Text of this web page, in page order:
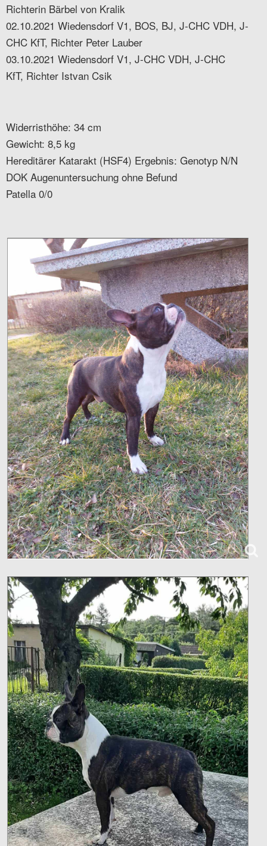
Richterin Bärbel von Kralik
02.10.2021 Wiedensdorf V1, BOS, BJ, J-CHC VDH, J-
CHC KfT, Richter Peter Lauber
03.10.2021 Wiedensdorf V1, J-CHC VDH, J-CHC
KfT, Richter Istvan Csik
Widerristhöhe: 34 cm
Gewicht: 8,5 kg
Hereditärer Katarakt (HSF4) Ergebnis: Genotyp N/N
DOK Augenuntersuchung ohne Befund
Patella 0/0